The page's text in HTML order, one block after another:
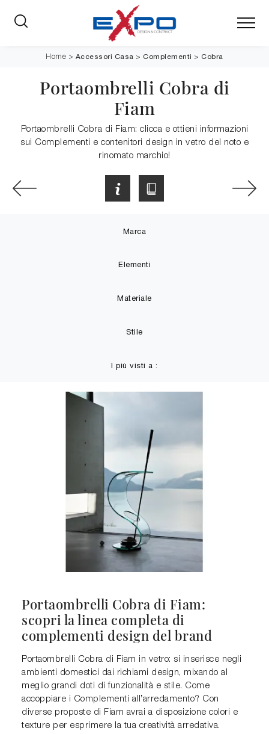
Home > Accessori Casa > Complementi > Cobra
Portaombrelli Cobra di
Fiam
Portaombrelli Cobra di Fiam: clicca e ottieni informazioni
sui Complementi e contenitori design in vetro del noto e
rinomato marchio!
Marca
Elementi
Materiale
Stile
I più visti a :
Portaombrelli Cobra di Fiam:
scopri la linea completa di
complementi design del brand
Portaombrelli Cobra di Fiam in vetro: si inserisce negli
ambienti domestici dai richiami design, mixando al
meglio grandi doti di funzionalità e stile. Come
accoppiare i Complementi all’arredamento? Con
diverse proposte di Fiam avrai a disposizione colori e
texture per esprimere la tua creatività arredativa.